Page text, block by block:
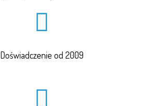
Doświadczenie od 2009